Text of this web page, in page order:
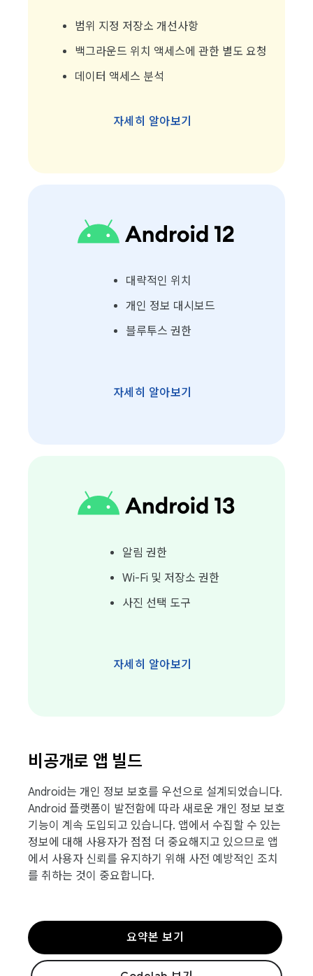
범위 지정 저장소 개선사항
백그라운드 위치 액세스에 관한 별도 요청
데이터 액세스 분석
자세히 알아보기
대략적인 위치
개인 정보 대시보드
블루투스 권한
자세히 알아보기
알림 권한
Wi-Fi 및 저장소 권한
사진 선택 도구
자세히 알아보기
비공개로 앱 빌드
Android는 개인 정보 보호를 우선으로 설계되었습니다.
Android 플랫폼이 발전함에 따라 새로운 개인 정보 보호
기능이 계속 도입되고 있습니다. 앱에서 수집할 수 있는
정보에 대해 사용자가 점점 더 중요해지고 있으므로 앱
에서 사용자 신뢰를 유지하기 위해 사전 예방적인 조치
를 취하는 것이 중요합니다.
요약본 보기